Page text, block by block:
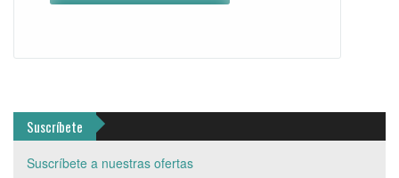
Suscríbete
Suscríbete a nuestras ofertas